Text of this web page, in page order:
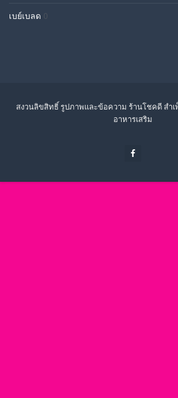
เบย์เบลด 0
สงวนลิขสิทธิ์ รูปภาพและข้อความ ร้านโชคดี สำเ
อาหารเสริม